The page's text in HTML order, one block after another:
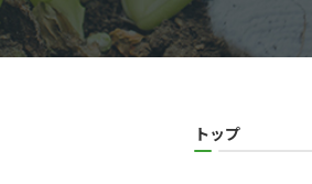
、配達証明付き郵便の到達結果など
トップ